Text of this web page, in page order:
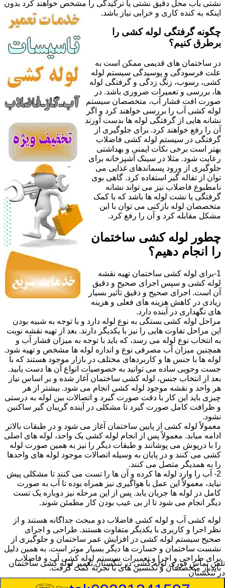
نشتی یاب محل دقیق نشتی یا ترکیدگی را مشخص خواهند کرد بدون
اینکه به کنده کاری و خرابی نیاز باشد.
چگونه گرفتگی لوله کشی را
برطرق کنیم؟
در ساختمان های قدیمی ممکن است به
علت فرسودگی و پوسیدگی سیستم لوله
کشی، رسوب، زنگ زدگی و گرفتگی لوله
ها، بررسی و تعمیرات ضروری باشد. در
صورت افت فشار آب، متخصصان سیستم
لوله کشی آب را بررسی خواهند کرد و اگر
نشانه هایی از گرفتگی لوله ها بدست آورند
آن را رفع خواهند کرد. برای جلوگیری از
گرفتگی در سیستم لوله کشی فاضلاب
بهتر است برخی نکات ایمنی و بهداشتی
رعایت شود. مثلا در سینک آشپزخانه برای
جلوگیری از ورود پسماندهای غذایی می
توان از تفاله گیر استفاده کرد. گاهی بوی
نامطبوع فاضلاب نیز می تواند نشانه
گرفتگی یا نشت لوله ها باشد که با کمک
متخصصان لوله بازکنی می توان با این
مشکل مقابله کرد و آن را رفع کرد.
چطور لوله کشی ساختمان
را انجام دهیم؟
1-برای لوله کشی ساختمان تهیه نقشه
لوله کشی و سپس اجرای صحیح و دقیق
آن است. اجرای صحیح و دقیق تأثیر بسیار
زیادی در کاهش هزینه های فعلی و هزینه
های نگهداری در آینده دارد.
مراحل لوله کشی بستگی به نوع لوله دارد و با توجه به شبیه بودن
این مراحل تفاوت هایی را نیز با یکدیگر دارند. بعد از تهیه نقشه نوبت
به انتخاب نوع لوله می رسد، که باید با توجه به میزان فشار آب و
همچنین میزان آب مصرفی نوع و اندازه لوله ها مشخص و تهیه شود.
لوله ها با جنس ها و کاربردهای مختلف در بازار موجود هستند که با
جست وجویی ساده می توانید به خصوصیات انواع آن ها دست یابید.
بعد از انتخاب جنس، لوله کشی ساختمان آغاز شده و بر اساس نیاز
هر واحد و نقشه موجود لوله کشی انجام می شود. بیشتر از هر
چیزی باید این کار با دقت صورت گیرد و اتصالات بین لوله به درستی
و ظرافت کامل صورت گیرد تا مشکلی در آینده گریبان گیر ساکنین
نشود.
معمولاً لوله کشی از پایین ساختمان آغاز می شود و در طبقات بالاتر
ادامه میابد. معمولاً پس از انجام لوله کشی یک واحد، لوله های اصلی
را با درپوش می پوشانند و طبقات دیگر را نیز به همین صورت لوله
کشی می کنند و در پایان به وسیله اتصالات موجود لوله های واحدها
را به همدیگر متصل می کنند.
2- آب را وارد لوله ها کرده و آن ها را تست می کنند تا مشکلی پیش
نیاید، معمولاً این عمل با هواگیری نیز همراه بوده تا آب به صورت
کامل در لوله ها جریان یابد. پس از این مرحله نیز دوباره یک تست
دیگر انجام می شود تا از بی عیب بودن کار مطمئن شوند.
لوله کشی آب و لوله کشی فاضلاب دو مبحث جداگانه هستند و از
نظر اجرا و کاربری با یکدیگر متفاوت هستند. طراحی و اجرای
صحیح سیستم لوله کشی در افزایش عمر ساختمان و جلوگیری از
نشست ساختمان و خسارت ها دیگر بسیار موثر است. به همین دلیل
برای طراحی و اجرا و تعمیرات سیستم لوله کشی آب و فاضلاب
باید از متخصصان و تکنسین های با تجربه کمک گرفت.
تلفن تماس فوریلوله کشی در تنگستان,تعمیر لوله کشی ساختمان
در تنگستان